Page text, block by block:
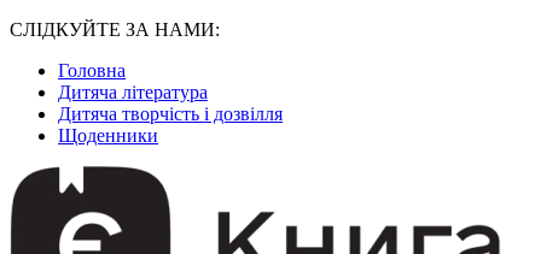
СЛІДКУЙТЕ ЗА НАМИ:
Головна
Дитяча література
Дитяча творчість і дозвілля
Щоденники